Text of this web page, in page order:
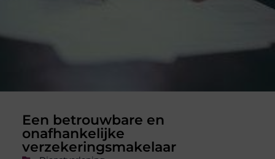
Een betrouwbare en
onafhankelijke
verzekeringsmakelaar